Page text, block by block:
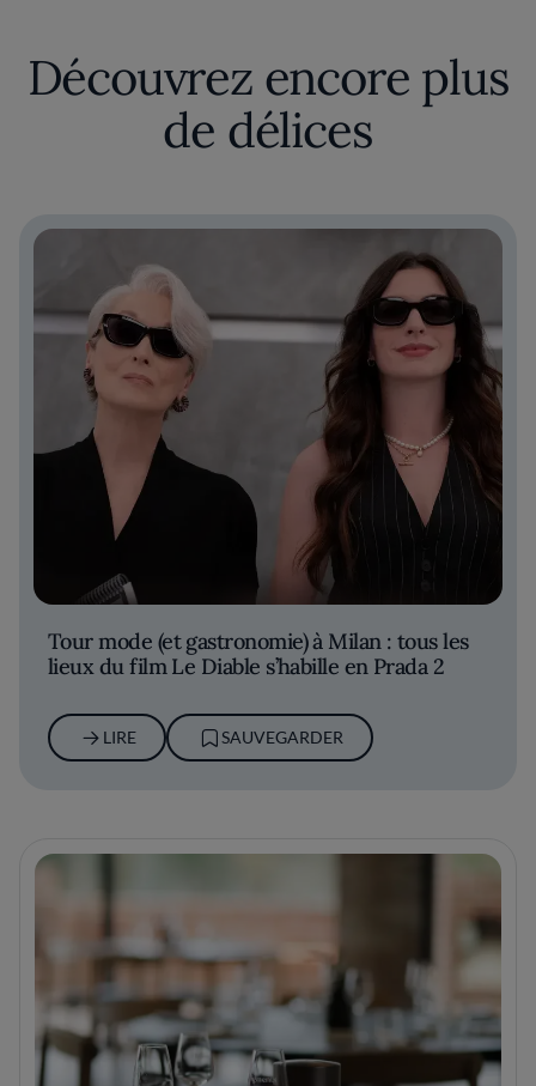
Découvrez encore plus
de délices
Tour mode (et gastronomie) à Milan : tous les
lieux du film Le Diable s’habille en Prada 2
LIRE SAUVEGARDER